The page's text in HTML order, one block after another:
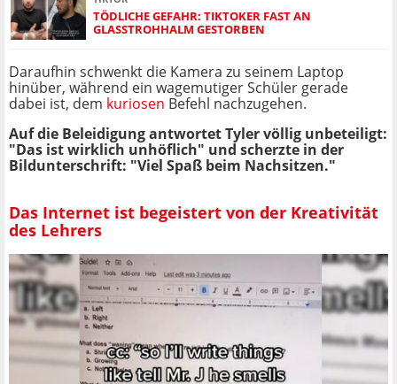
TÖDLICHE GEFAHR: TIKTOKER FAST AN
GLASSTROHHALM GESTORBEN
Daraufhin schwenkt die Kamera zu seinem Laptop
hinüber, während ein wagemutiger Schüler gerade
dabei ist, dem kuriosen Befehl nachzugehen.
Auf die Beleidigung antwortet Tyler völlig unbeteiligt:
"Das ist wirklich unhöflich" und scherzte in der
Bildunterschrift: "Viel Spaß beim Nachsitzen."
Das Internet ist begeistert von der Kreativität
des Lehrers